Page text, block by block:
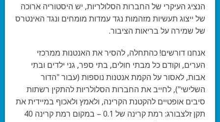
הנציג העיקרי של החברות הסלולריות, יש היסטוריה ארוכה
של ייצוג תעשיות מזהמות נגד עמדות מומחים ונגד האינטרס
של שמירה על בריאות הציבור.
אנחנו דורשים! כהתחלה, להסיר את האנטנות ממרכזי
הערים, וקודם כל מבתי חולים, בתי ספר, גני ילדים ובתי
אבות, לאסור על הקמת אנטנות נוספות (עבור "הדור
השלישי"), לחייב את החברות הסלולריות להתקין רשתות
סיבים אופטיים להקטנת הקרינה, ולאמץ ולאכוף במיידית את
תקן זלצבורג: רמת קרינה של 0.1 – במקום רמת קרינה 40